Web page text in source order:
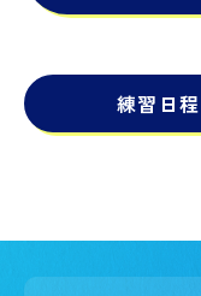
練習日